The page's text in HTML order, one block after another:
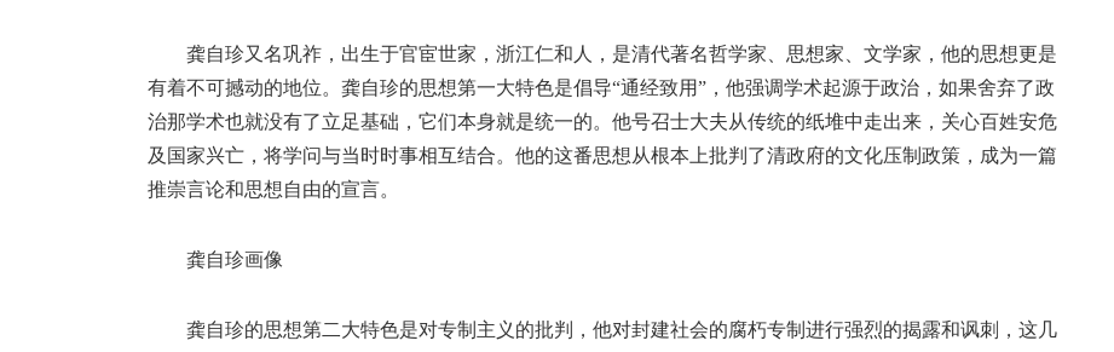
龚自珍又名巩祚，出生于官宦世家，浙江仁和人，是清代著名哲学家、思想家、文学家，他的思想更是
有着不可撼动的地位。龚自珍的思想第一大特色是倡导“通经致用”，他强调学术起源于政治，如果舍弃了政
治那学术也就没有了立足基础，它们本身就是统一的。他号召士大夫从传统的纸堆中走出来，关心百姓安危
及国家兴亡，将学问与当时时事相互结合。他的这番思想从根本上批判了清政府的文化压制政策，成为一篇
推崇言论和思想自由的宣言。
龚自珍画像
龚自珍的思想第二大特色是对专制主义的批判，他对封建社会的腐朽专制进行强烈的揭露和讽刺，这几